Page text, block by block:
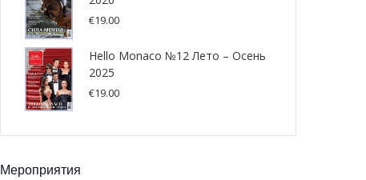
€19.00
Hello Monaco №12 Лето – Осень
2025
€19.00
Мероприятия